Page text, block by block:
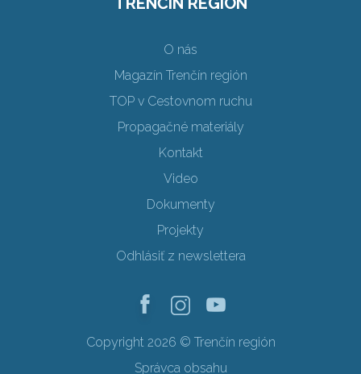
O nás
Magazín Trenčín región
TOP v Cestovnom ruchu
Propagačné materiály
Kontakt
Video
Dokumenty
Projekty
Odhlásiť z newslettera
Copyright 2026 © Trenčín región
Správca obsahu